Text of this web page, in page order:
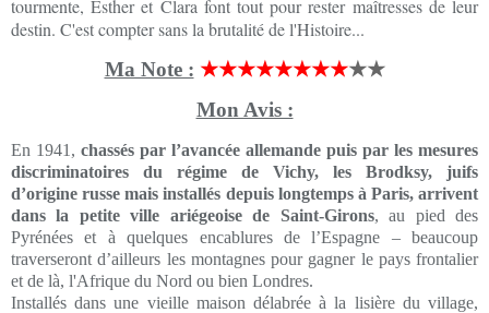
tourmente, Esther et Clara font tout pour rester maîtresses de leur
destin. C'est compter sans la brutalité de l'Histoire...
Ma Note : ★★★★★★★★★★
Mon Avis :
En 1941, chassés par l’avancée allemande puis par les mesures
discriminatoires du régime de Vichy, les Brodksy, juifs
d’origine russe mais installés depuis longtemps à Paris, arrivent
dans la petite ville ariégeoise de Saint-Girons, au pied des
Pyrénées et à quelques encablures de l’Espagne – beaucoup
traverseront d’ailleurs les montagnes pour gagner le pays frontalier
et de là, l'Afrique du Nord ou bien Londres.
Installés dans une vieille maison délabrée à la lisière du village,